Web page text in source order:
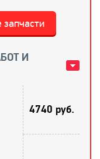
запчасти
И
4740 руб.